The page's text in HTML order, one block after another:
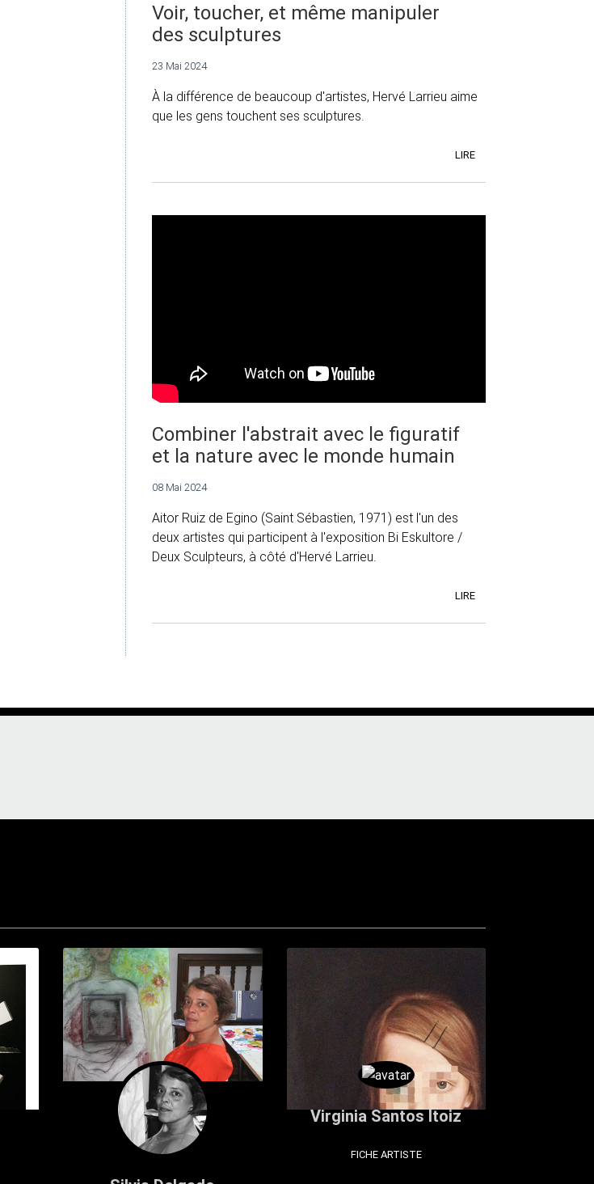
Voir, toucher, et même manipuler
des sculptures
23 Mai 2024
À la différence de beaucoup d'artistes, Hervé Larrieu aime
que les gens touchent ses sculptures.
LIRE
Combiner l'abstrait avec le figuratif
et la nature avec le monde humain
08 Mai 2024
Aitor Ruiz de Egino (Saint Sébastien, 1971) est l'un des
deux artistes qui participent à l'exposition Bi Eskultore /
Deux Sculpteurs, à côté d'Hervé Larrieu.
LIRE
Virginia Santos Itoiz
FICHE ARTISTE